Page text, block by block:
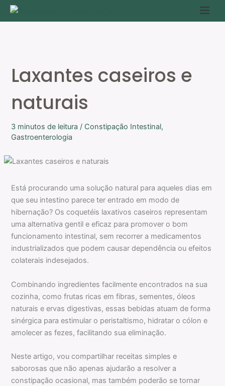
Laxantes caseiros e
naturais
3 minutos de leitura / Constipação Intestinal,
Gastroenterologia
Está procurando uma solução natural para aqueles dias em
que seu intestino parece ter entrado em modo de
hibernação? Os coquetéis laxativos caseiros representam
uma alternativa gentil e eficaz para promover o bom
funcionamento intestinal, sem recorrer a medicamentos
industrializados que podem causar dependência ou efeitos
colaterais indesejados.
Combinando ingredientes facilmente encontrados na sua
cozinha, como frutas ricas em fibras, sementes, óleos
naturais e ervas digestivas, essas bebidas atuam de forma
sinérgica para estimular o peristaltismo, hidratar o cólon e
amolecer as fezes, facilitando sua eliminação.
Neste artigo, vou compartilhar receitas simples e
saborosas que não apenas ajudarão a resolver a
constipação ocasional, mas também poderão se tornar
P
e
a
r